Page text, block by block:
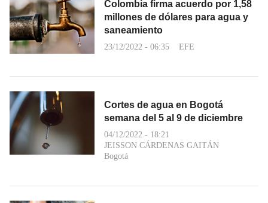
Colombia firma acuerdo por 1,58
millones de dólares para agua y
saneamiento
23/12/2022 - 06:35 EFE
Cortes de agua en Bogotá
semana del 5 al 9 de diciembre
04/12/2022 - 18:21
JEISSON CÁRDENAS GAITÁN
Bogotá